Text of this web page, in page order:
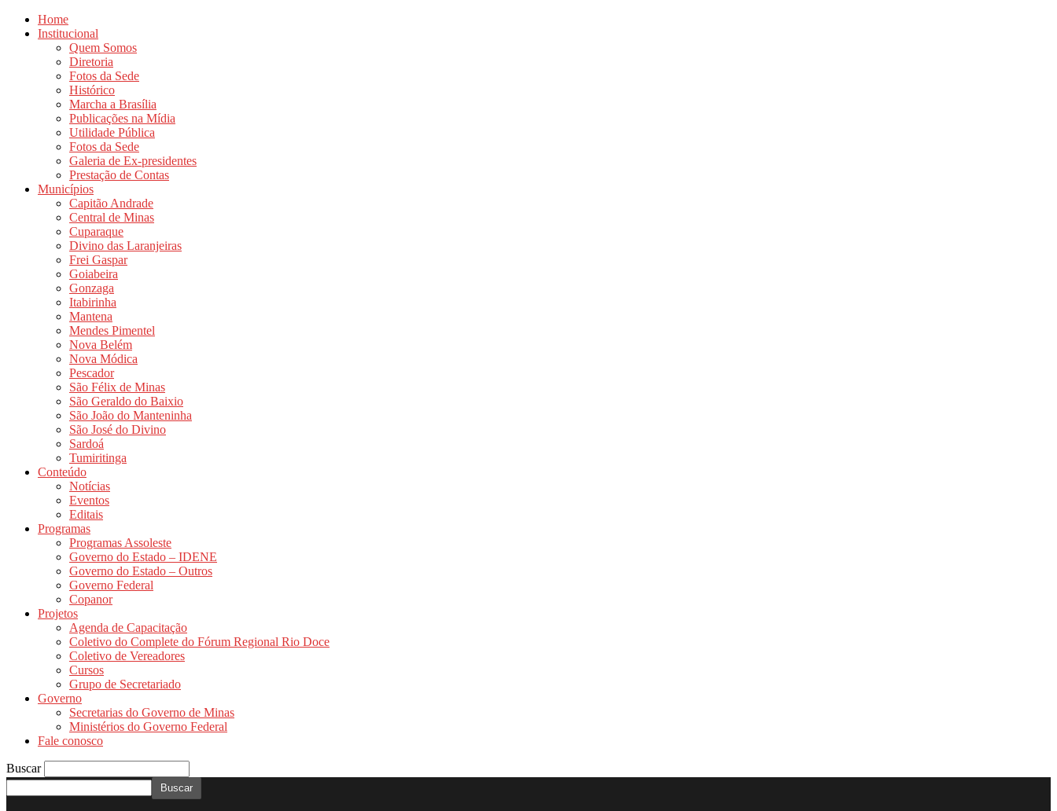
Home
Institucional
Quem Somos
Diretoria
Fotos da Sede
Histórico
Marcha a Brasília
Publicações na Mídia
Utilidade Pública
Fotos da Sede
Galeria de Ex-presidentes
Prestação de Contas
Municípios
Capitão Andrade
Central de Minas
Cuparaque
Divino das Laranjeiras
Frei Gaspar
Goiabeira
Gonzaga
Itabirinha
Mantena
Mendes Pimentel
Nova Belém
Nova Módica
Pescador
São Félix de Minas
São Geraldo do Baixio
São João do Manteninha
São José do Divino
Sardoá
Tumiritinga
Conteúdo
Notícias
Eventos
Editais
Programas
Programas Assoleste
Governo do Estado – IDENE
Governo do Estado – Outros
Governo Federal
Copanor
Projetos
Agenda de Capacitação
Coletivo do Complete do Fórum Regional Rio Doce
Coletivo de Vereadores
Cursos
Grupo de Secretariado
Governo
Secretarias do Governo de Minas
Ministérios do Governo Federal
Fale conosco
Buscar